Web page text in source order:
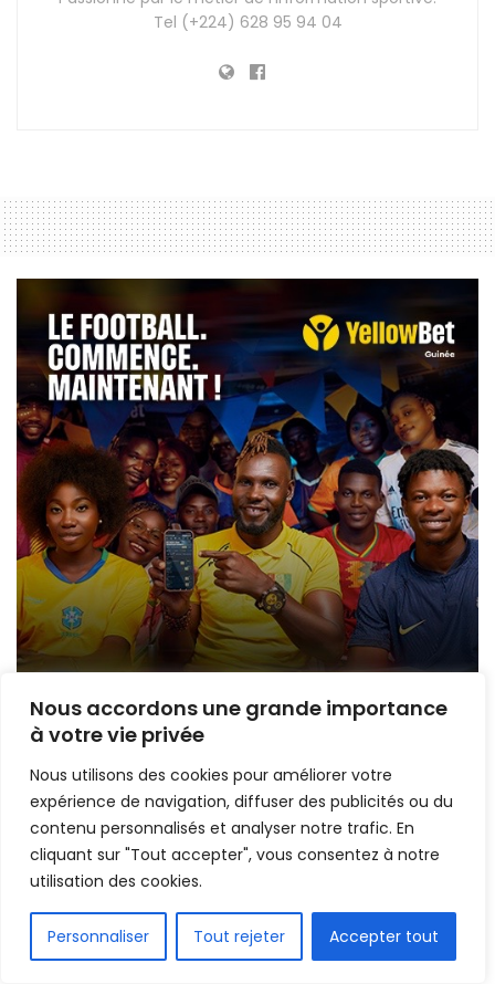
Nous accordons une grande importance
à votre vie privée
Nous utilisons des cookies pour améliorer votre
expérience de navigation, diffuser des publicités ou du
contenu personnalisés et analyser notre trafic. En
cliquant sur "Tout accepter", vous consentez à notre
utilisation des cookies.
Personnaliser Tout rejeter Accepter tout
Tel (+224) 628 95 94 04
Home GUINEE
Division nationale 1 : le
coup d’envoi officiellement
reporté, la LGFA s’explique
Mis en ligne parHamidou Bangoura
FR